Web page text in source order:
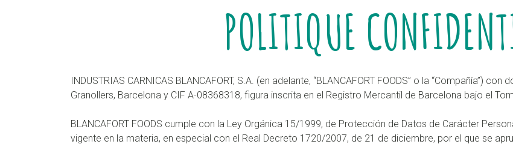
POLITIQUE
INDUSTRIAS CARNICAS BLANCAFORT, S.A. (en adelante, “BLANCAFORT FOODS” o la “Compañía”)
Granollers, Barcelona y CIF A-08368318, figura inscrita en el Registro Mercantil de Barcelona bajo el
BLANCAFORT FOODS cumple con la Ley Orgánica 15/1999, de Protección de Datos de Carácter
vigente en la materia, en especial con el Real Decreto 1720/2007, de 21 de diciembre, por el que se